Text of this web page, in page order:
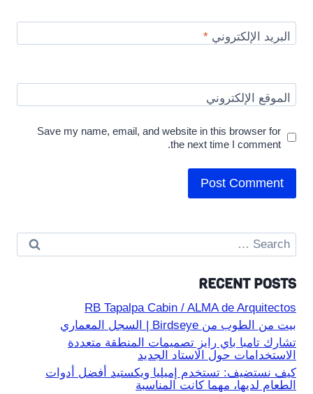
البريد الإلكتروني*
الموقع الإلكتروني
Save my name, email, and website in this browser for
the next time I comment.
Search
for:
RECENT POSTS
RB Tapalpa Cabin / ALMA de Arquitectos
بيت من الطوب من Birdseye | السجل المعماري
تشارك تامبا باي رايز تصميمات المنطقة متعددة
الاستخدامات حول الاستاد الجديد
كيف نستضيف: تستخدم إميليا ويكستيد أفضل أدوات
الطعام لديها، مهما كانت المناسبة